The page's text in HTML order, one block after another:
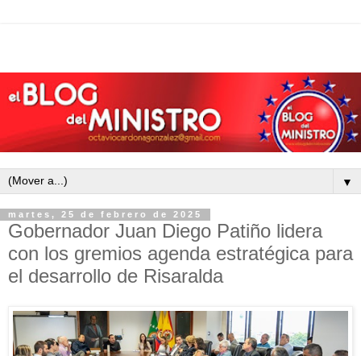
▼
martes, 25 de febrero de 2025
Gobernador Juan Diego Patiño lidera
con los gremios agenda estratégica para
el desarrollo de Risaralda